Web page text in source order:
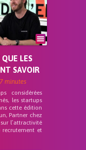
LES
SAVOIR
7 minutes
considérées
les startups
cette édition
Partner chez
l’attractivité
recrutement et